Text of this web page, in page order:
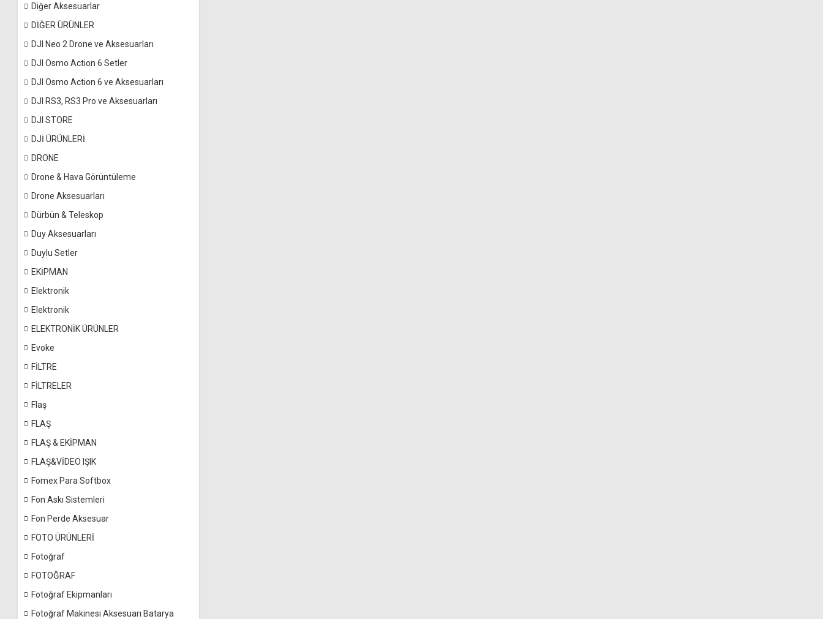
Diğer Aksesuarlar
DİĞER ÜRÜNLER
DJI Neo 2 Drone ve Aksesuarları
DJI Osmo Action 6 Setler
DJI Osmo Action 6 ve Aksesuarları
DJI RS3, RS3 Pro ve Aksesuarları
DJI STORE
DJİ ÜRÜNLERİ
DRONE
Drone & Hava Görüntüleme
Drone Aksesuarları
Dürbün & Teleskop
Duy Aksesuarları
Duylu Setler
EKİPMAN
Elektronik
Elektronik
ELEKTRONİK ÜRÜNLER
Evoke
FİLTRE
FİLTRELER
Flaş
FLAŞ
FLAŞ & EKİPMAN
FLAŞ&VİDEO IŞIK
Fomex Para Softbox
Fon Askı Sistemleri
Fon Perde Aksesuar
FOTO ÜRÜNLERİ
Fotoğraf
FOTOĞRAF
Fotoğraf Ekipmanları
Fotoğraf Makinesi Aksesuarı Batarya